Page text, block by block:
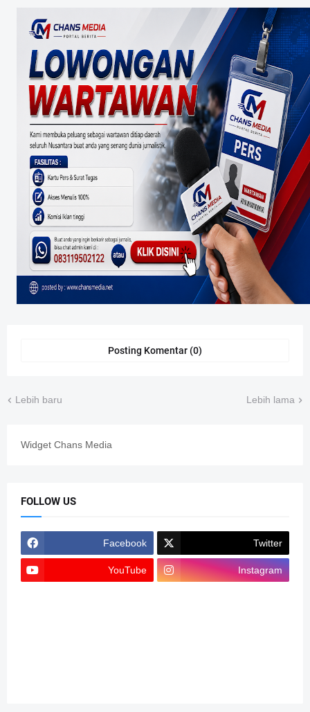
Posting Komentar (0)
Lebih baru Lebih lama
Widget Chans Media
FOLLOW US
Facebook Twitter
YouTube Instagram